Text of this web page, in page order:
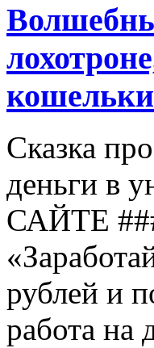
кошельки
Сказка
деньги
САЙТЕ
рублей и
работа на